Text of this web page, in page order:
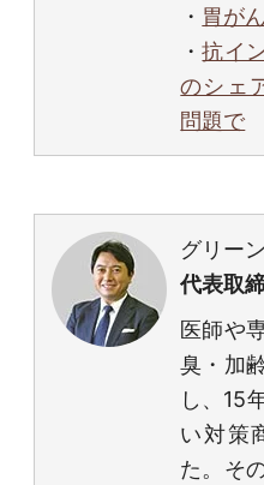
・ 胃が
・抗イ
のシェ
問題で
グリー
代表取
医師や
臭・加
し、15
い対策
た。そ